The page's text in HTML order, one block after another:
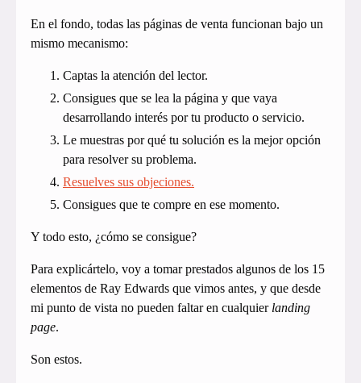
En el fondo, todas las páginas de venta funcionan bajo un
mismo mecanismo:
Captas la atención del lector.
Consigues que se lea la página y que vaya
desarrollando interés por tu producto o servicio.
Le muestras por qué tu solución es la mejor opción
para resolver su problema.
Resuelves sus objeciones.
Consigues que te compre en ese momento.
Y todo esto, ¿cómo se consigue?
Para explicártelo, voy a tomar prestados algunos de los 15
elementos de Ray Edwards que vimos antes, y que desde
mi punto de vista no pueden faltar en cualquier landing
page.
Son estos.